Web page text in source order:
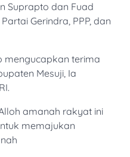
Suprapto dan Fuad
Gerindra, PPP, dan
mengucapkan terima
Mesuji, Ia
amanah rakyat ini
memajukan